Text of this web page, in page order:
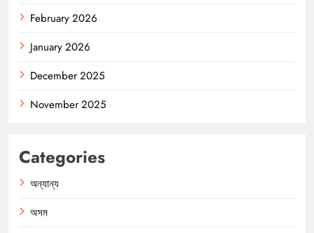
February 2026
January 2026
December 2025
November 2025
Categories
অন্যান্য
অসম